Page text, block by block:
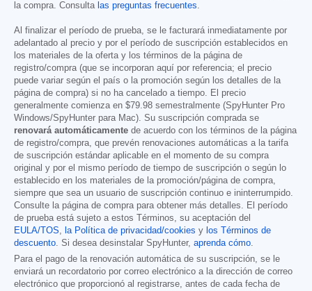
la compra. Consulta las preguntas frecuentes.
Al finalizar el período de prueba, se le facturará inmediatamente por
adelantado al precio y por el período de suscripción establecidos en
los materiales de la oferta y los términos de la página de
registro/compra (que se incorporan aquí por referencia; el precio
puede variar según el país o la promoción según los detalles de la
página de compra) si no ha cancelado a tiempo. El precio
generalmente comienza en $79.98 semestralmente (SpyHunter Pro
Windows/SpyHunter para Mac). Su suscripción comprada se
renovará automáticamente de acuerdo con los términos de la página
de registro/compra, que prevén renovaciones automáticas a la tarifa
de suscripción estándar aplicable en el momento de su compra
original y por el mismo período de tiempo de suscripción o según lo
establecido en los materiales de la promoción/página de compra,
siempre que sea un usuario de suscripción continuo e ininterrumpido.
Consulte la página de compra para obtener más detalles. El período
de prueba está sujeto a estos Términos, su aceptación del
EULA/TOS, la Política de privacidad/cookies y los Términos de
descuento. Si desea desinstalar SpyHunter, aprenda cómo.
Para el pago de la renovación automática de su suscripción, se le
enviará un recordatorio por correo electrónico a la dirección de correo
electrónico que proporcionó al registrarse, antes de cada fecha de